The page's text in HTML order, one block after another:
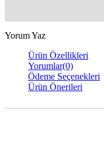
Yorum Yaz
Ürün Özellikleri
Yorumlar(0)
Ödeme Seçenekleri
Ürün Önerileri